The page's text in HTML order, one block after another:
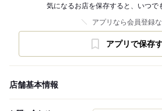
気になるお店を保存すると、いつで
アプリなら会員登録
アプリで保存
店舗基本情報